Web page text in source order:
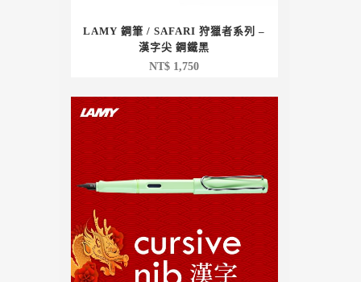
LAMY 鋼筆 / SAFARI 狩獵者系列 –
漢字尖 鋼鐵黑
NT$ 1,750